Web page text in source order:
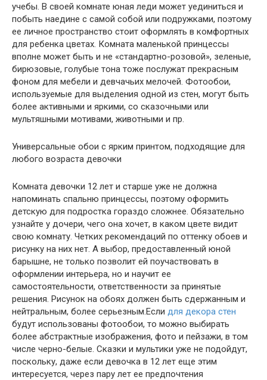
учебы. В своей комнате юная леди может уединиться и
побыть наедине с самой собой или подружками, поэтому
ее личное пространство стоит оформлять в комфортных
для ребенка цветах. Комната маленькой принцессы
вполне может быть и не «стандартно-розовой», зеленые,
бирюзовые, голубые тона тоже послужат прекрасным
фоном для мебели и девчачьих мелочей. Фотообои,
используемые для выделения одной из стен, могут быть
более активными и яркими, со сказочными или
мультяшными мотивами, животными и пр.
Универсальные обои с ярким принтом, подходящие для
любого возраста девочки
Комната девочки 12 лет и старше уже не должна
напоминать спальню принцессы, поэтому оформить
детскую для подростка гораздо сложнее. Обязательно
узнайте у дочери, чего она хочет, в каком цвете видит
свою комнату. Четких рекомендаций по оттенку обоев и
рисунку на них нет. А выбор, предоставленный юной
барышне, не только позволит ей поучаствовать в
оформлении интерьера, но и научит ее
самостоятельности, ответственности за принятые
решения. Рисунок на обоях должен быть сдержанным и
нейтральным, более серьезным.Если для декора стен
будут использованы фотообои, то можно выбирать
более абстрактные изображения, фото и пейзажи, в том
числе черно-белые. Сказки и мультики уже не подойдут,
поскольку, даже если девочка в 12 лет еще этим
интересуется, через пару лет ее предпочтения